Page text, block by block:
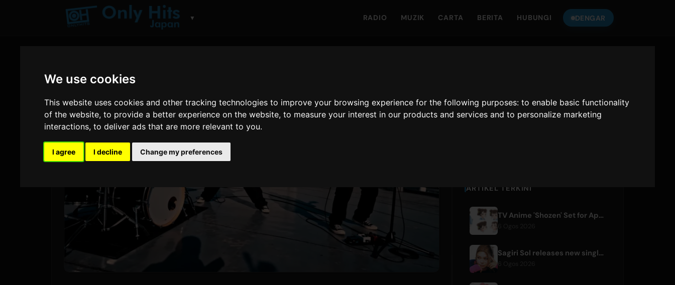
We use cookies
This website uses cookies and other tracking technologies to improve your browsing experience for the following purposes:to enable basic functionality
of the website,to provide a better experience on the website,to measure your interest in our products and services and to personalize marketing
interactions,to deliver ads that are more relevant to you.
I agree I decline Change my preferences
▼ RADIO MUZIK CARTA BERITA HUBUNGI DENGAR
Only Hits Japan
ARTIKEL TERKINI
TV Anime 'Shozen' Set for April 2027 Premiere on Fuji TV
Sagiri Sol releases new single 'next to your love' after hiatus
6 Ogos 2026